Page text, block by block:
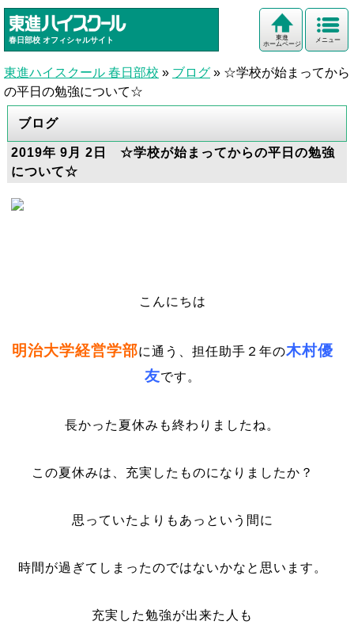
春日部校 オフィシャルサイト メニュー
東進
ホームページ
東進ハイスクール 春日部校 » ブログ » ☆学校が始まってから
の平日の勉強について☆
ブログ
2019年 9月 2日 ☆学校が始まってからの平日の勉強
について☆
こんにちは
明治大学経営学部に通う、担任助手２年の木村優
友です。
長かった夏休みも終わりましたね。
この夏休みは、充実したものになりましたか？
思っていたよりも あっという間に
時間が過ぎてしまったのではないかなと思います。
充実した勉強が出来た人も